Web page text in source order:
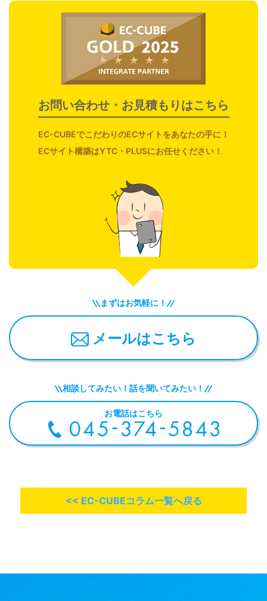
お問い合わせ・お見積もりはこちら
EC-CUBEでこだわりのECサイトをあなたの手に！
ECサイト構築はYTC・PLUSにお任せください！
まずはお気軽に！
メールはこちら
相談してみたい！話を聞いてみたい！
お電話はこちら
<< EC-CUBEコラム一覧へ戻る